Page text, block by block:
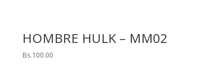
HOMBRE HULK – MM02
Bs.100.00